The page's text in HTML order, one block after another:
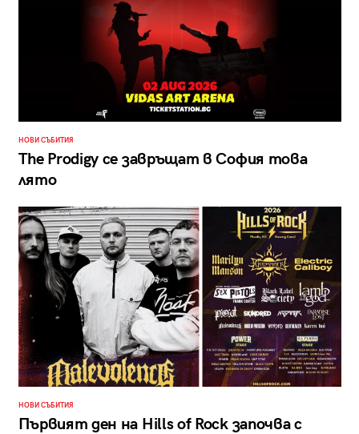
НОВИ СЪБИТИЯ
The Prodigy се завръщат в София това
лято
НОВИ СЪБИТИЯ
Първият ден на Hills of Rock започва с